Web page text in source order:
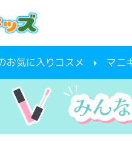
お気に入りコスメ マニ